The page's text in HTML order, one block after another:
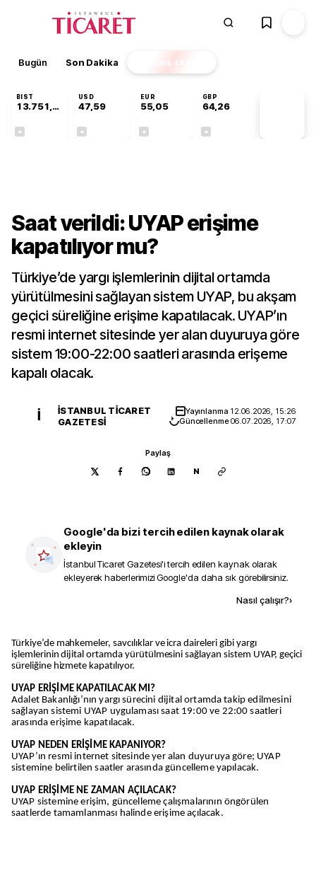
Bugün Son Dakika Finans EKSTRA
BIST
13.751,45
USD
47,59
EUR
55,05
GBP
64,26
Saat verildi: UYAP erişime
kapatılıyor mu?
Türkiye’de yargı işlemlerinin dijital ortamda
yürütülmesini sağlayan sistem UYAP, bu akşam
geçici süreliğine erişime kapatılacak. UYAP’ın
resmi internet sitesinde yer alan duyuruya göre
sistem 19:00-22:00 saatleri arasında erişeme
kapalı olacak.
İ
İSTANBUL TICARET
GAZETESI
Yayınlanma 12.06.2026, 15:26
Güncellenme06.07.2026, 17:07
Paylaş
N
Google'da bizi tercih edilen kaynak olarak
ekleyin
İstanbul Ticaret Gazetesi'i tercih edilen kaynak olarak
ekleyerek haberlerimizi Google'da daha sık görebilirsiniz.
Nasıl çalışır?›
Türkiye’de mahkemeler, savcılıklar ve icra daireleri gibi yargı
işlemlerinin dijital ortamda yürütülmesini sağlayan sistem UYAP, geçici
süreliğine hizmete kapatılıyor.
UYAP ERİŞİME KAPATILACAK MI?
Adalet Bakanlığı’nın yargı sürecini dijital ortamda takip edilmesini
sağlayan sistemi UYAP uygulaması saat 19:00 ve 22:00 saatleri
arasında erişime kapatılacak.
UYAP NEDEN ERİŞİME KAPANIYOR?
UYAP’ın resmi internet sitesinde yer alan duyuruya göre; UYAP
sistemine belirtilen saatler arasında güncelleme yapılacak.
UYAP ERİŞİME NE ZAMAN AÇILACAK?
UYAP sistemine erişim, güncelleme çalışmalarının öngörülen
saatlerde tamamlanması halinde erişime açılacak.